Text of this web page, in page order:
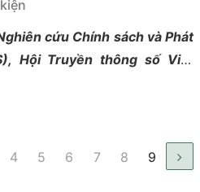
cứu Chính sách và Phát
Hội Truyền thông số Việt
Mỹ (AmCham) đã tổ chức
4 5 6 7 8 9